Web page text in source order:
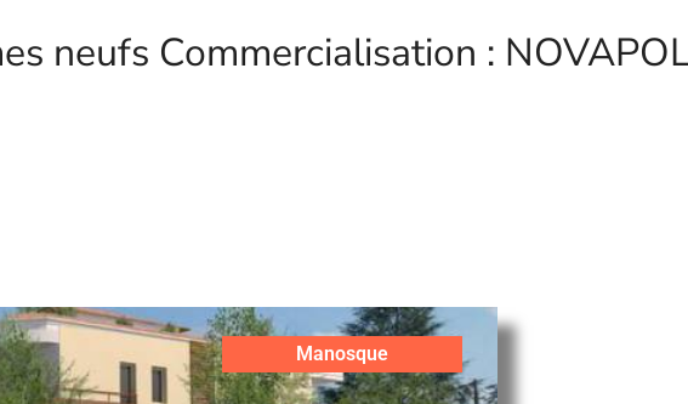
neufs Commercialisation :
Manosque